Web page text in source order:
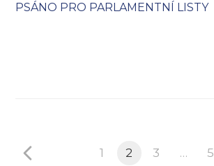
PSÁNO PRO PARLAMENTNÍ LISTY
1 2 3 … 5